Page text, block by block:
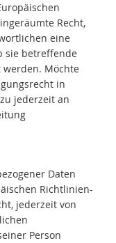
Recht,
eine
sie betreffende
werden. Möchte
in
jederzeit an
Daten
Richtlinien-
jederzeit von
Person